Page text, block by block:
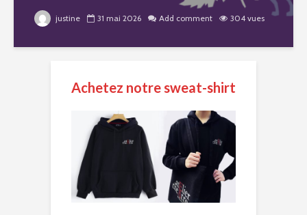
justine 31 mai 2026 Add comment 304 vues
Achetez notre sweat-shirt